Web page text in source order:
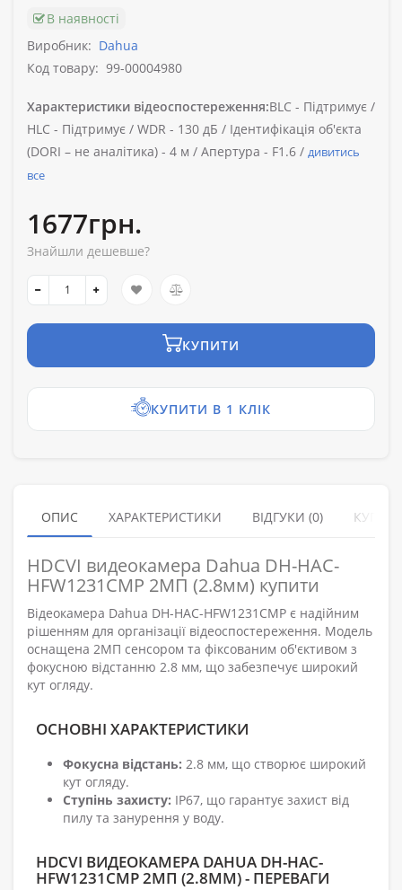
В наявності
Виробник: Dahua
Код товару: 99-00004980
Характеристики відеоспостереження:BLC - Підтримує /
HLC - Підтримує / WDR - 130 дБ / Ідентифікація об'єкта
(DORI – не аналітика) - 4 м / Апертура - F1.6 / дивитись
все
1677грн.
Знайшли дешевше?
КУПИТИ
КУПИТИ В 1 КЛІК
ОПИС ХАРАКТЕРИСТИКИ ВІДГУКИ (0)
HDCVI видеокамера Dahua DH-HAC-
HFW1231CMP 2МП (2.8мм) купити
Відеокамера Dahua DH-HAC-HFW1231CMP є надійним
рішенням для організації відеоспостереження. Модель
оснащена 2МП сенсором та фіксованим об'єктивом з
фокусною відстанню 2.8 мм, що забезпечує широкий
кут огляду.
ОСНОВНІ ХАРАКТЕРИСТИКИ
Фокусна відстань: 2.8 мм, що створює широкий
кут огляду.
Ступінь захисту: IP67, що гарантує захист від
пилу та занурення у воду.
HDCVI ВИДЕОКАМЕРА DAHUA DH-HAC-
HFW1231CMP 2МП (2.8ММ) - ПЕРЕВАГИ